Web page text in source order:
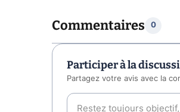
Commentaires 0
Participer à la
Partagez votre avis avec la